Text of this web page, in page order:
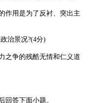
作用是为了反衬、突出主
治景况?(4分)
之争的残酷无情和仁义道
回答下面小题。